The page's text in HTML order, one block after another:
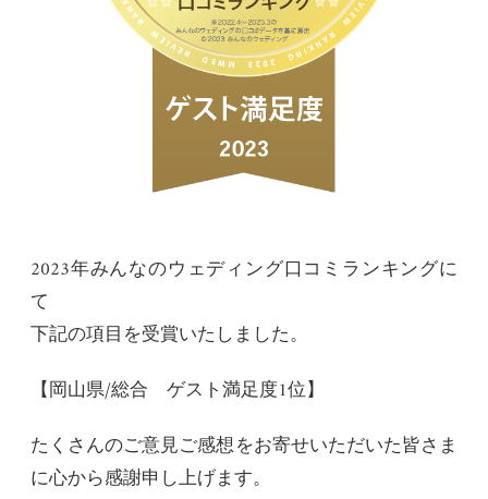
2023年みんなのウェディング口コミランキングに
て
下記の項目を受賞いたしました。
【岡山県/総合 ゲスト満足度1位】
たくさんのご意見ご感想をお寄せいただいた皆さま
に心から感謝申し上げます。